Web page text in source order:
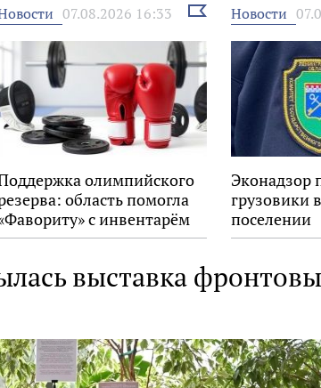
07.08.2026 16:33
Выбрать
новость
олимпийского
область помогла
с инвентарём
Новости
Эконадзор
грузовики
поселении
выставка